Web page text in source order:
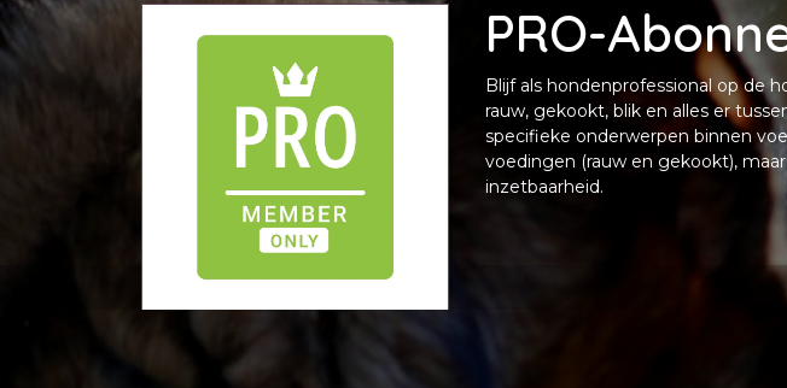
PRO-
Blijf als hondenprofessional op de
rauw, gekookt, blik en alles er
specifieke onderwerpen binnen
voedingen (rauw en gekookt),
inzetbaarheid.